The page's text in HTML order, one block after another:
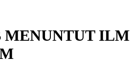
MENUNTUT